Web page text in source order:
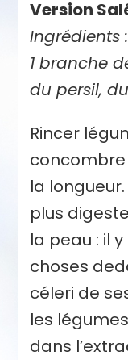
Version
Ingrédients
1 branche
du persil,
Rincer
concombre
la
plus
la peau : il
choses
céleri de
les
dans